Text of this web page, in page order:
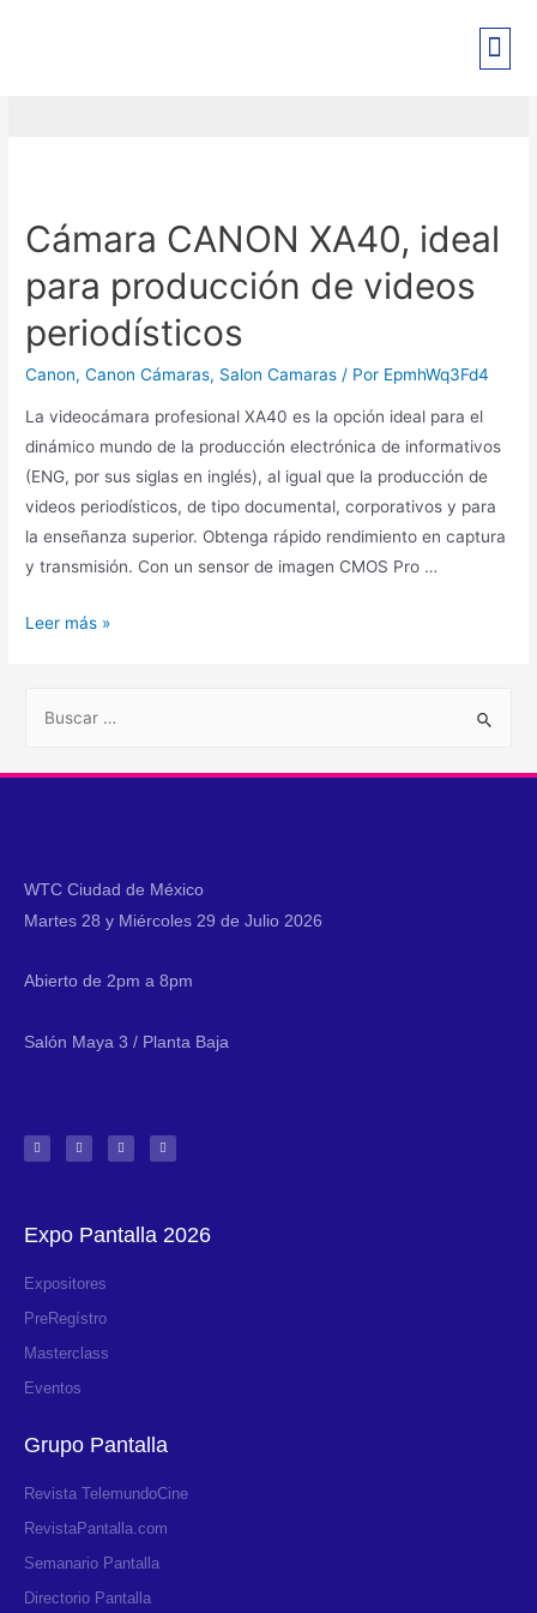
Cámara CANON XA40, ideal
para producción de videos
periodísticos
Canon,Canon Cámaras, Salon Camaras / Por EpmhWq3Fd4
La videocámara profesional XA40 es la opción ideal para el
dinámico mundo de la producción electrónica de informativos
(ENG, por sus siglas en inglés), al igual que la producción de
videos periodísticos, de tipo documental, corporativos y para
la enseñanza superior. Obtenga rápido rendimiento en captura
y transmisión. Con un sensor de imagen CMOS Pro …
Leer más »
WTC Ciudad de México
Martes 28 y Miércoles 29 de Julio 2026
Abierto de 2pm a 8pm
Salón Maya 3 / Planta Baja
Expo Pantalla 2026
Expositores
PreRegístro
Masterclass
Eventos
Grupo Pantalla
Revista TelemundoCine
RevistaPantalla.com
Semanario Pantalla
Directorio Pantalla